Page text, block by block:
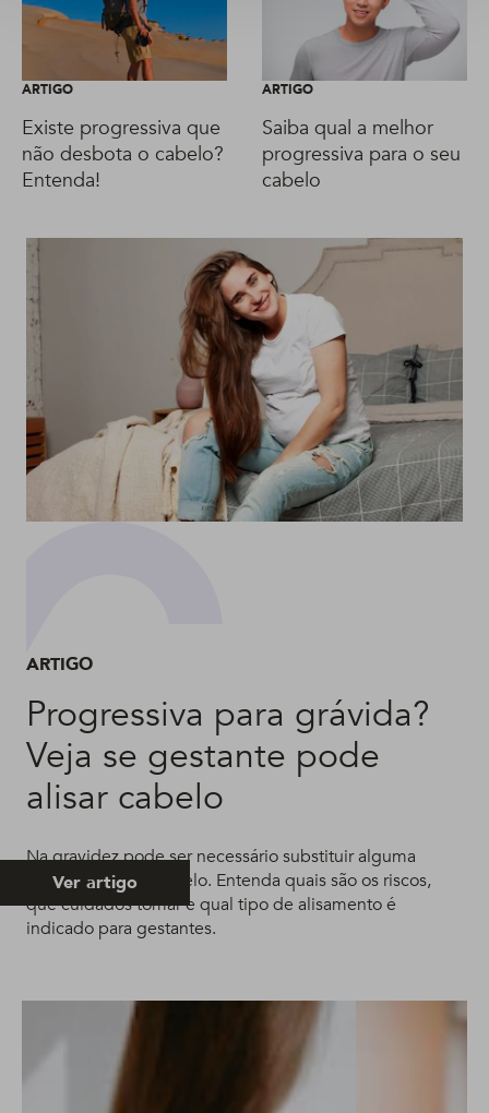
ARTIGO
Existe progressiva que
não desbota o cabelo?
Entenda!
ARTIGO
Saiba qual a melhor
progressiva para o seu
cabelo
ARTIGO
Progressiva para grávida?
Veja se gestante pode
alisar cabelo
Na gravidez pode ser necessário substituir alguma
química feita no cabelo. Entenda quais são os riscos,
que cuidados tomar e qual tipo de alisamento é
indicado para gestantes.
Ver artigo